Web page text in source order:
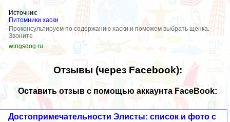
Источник:
Питомники хаски
Проконсультируем по содержанию хаски и поможем выбрать щенка.
Звоните
wingsdog.ru
Отзывы (через Facebook):
Оставить отзыв с помощью аккаунта FaceBook:
Достопримечательности Элисты: список и фото с